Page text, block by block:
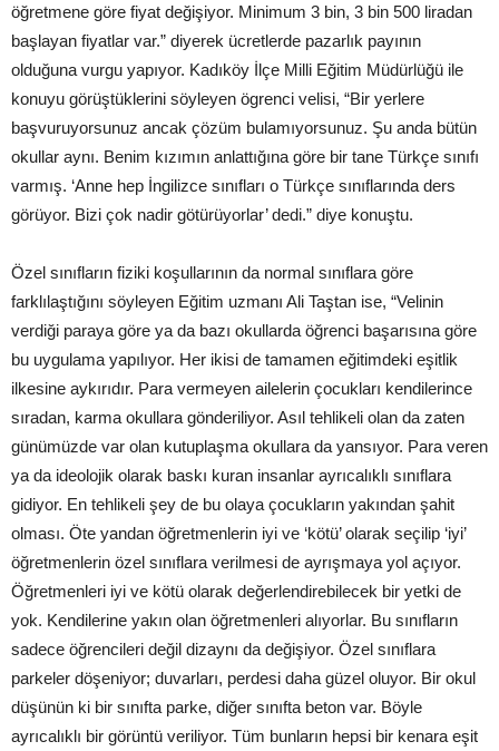
öğretmene göre fiyat değişiyor. Minimum 3 bin, 3 bin 500 liradan
başlayan fiyatlar var.” diyerek ücretlerde pazarlık payının
olduğuna vurgu yapıyor. Kadıköy İlçe Milli Eğitim Müdürlüğü ile
konuyu görüştüklerini söyleyen ögrenci velisi, “Bir yerlere
başvuruyorsunuz ancak çözüm bulamıyorsunuz. Şu anda bütün
okullar aynı. Benim kızımın anlattığına göre bir tane Türkçe sınıfı
varmış. ‘Anne hep İngilizce sınıfları o Türkçe sınıflarında ders
görüyor. Bizi çok nadir götürüyorlar’ dedi.” diye konuştu.
Özel sınıfların fiziki koşullarının da normal sınıflara göre
farklılaştığını söyleyen Eğitim uzmanı Ali Taştan ise, “Velinin
verdiği paraya göre ya da bazı okullarda öğrenci başarısına göre
bu uygulama yapılıyor. Her ikisi de tamamen eğitimdeki eşitlik
ilkesine aykırıdır. Para vermeyen ailelerin çocukları kendilerince
sıradan, karma okullara gönderiliyor. Asıl tehlikeli olan da zaten
günümüzde var olan kutuplaşma okullara da yansıyor. Para veren
ya da ideolojik olarak baskı kuran insanlar ayrıcalıklı sınıflara
gidiyor. En tehlikeli şey de bu olaya çocukların yakından şahit
olması. Öte yandan öğretmenlerin iyi ve ‘kötü’ olarak seçilip ‘iyi’
öğretmenlerin özel sınıflara verilmesi de ayrışmaya yol açıyor.
Öğretmenleri iyi ve kötü olarak değerlendirebilecek bir yetki de
yok. Kendilerine yakın olan öğretmenleri alıyorlar. Bu sınıfların
sadece öğrencileri değil dizaynı da değişiyor. Özel sınıflara
parkeler döşeniyor; duvarları, perdesi daha güzel oluyor. Bir okul
düşünün ki bir sınıfta parke, diğer sınıfta beton var. Böyle
ayrıcalıklı bir görüntü veriliyor. Tüm bunların hepsi bir kenara eşit